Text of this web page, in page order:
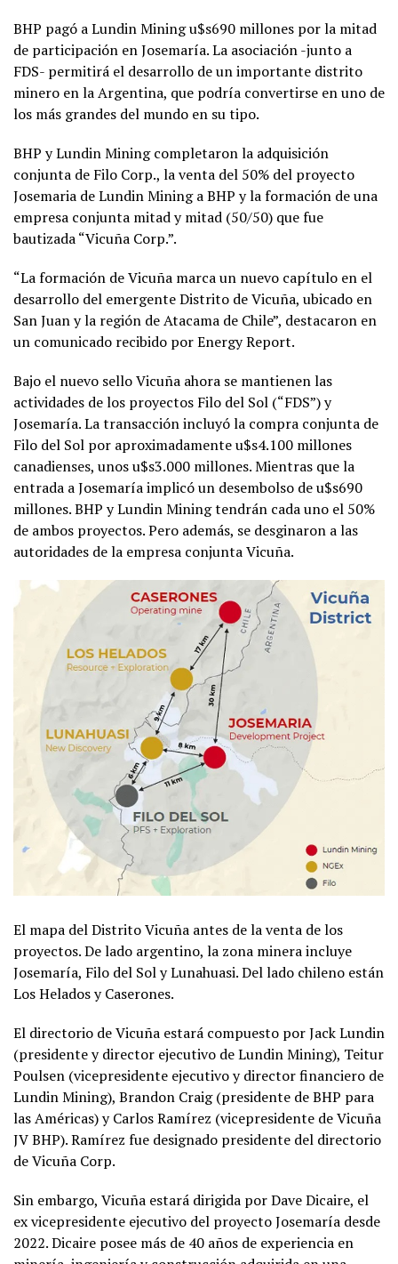
BHP pagó a Lundin Mining u$s690 millones por la mitad
de participación en Josemaría. La asociación -junto a
FDS- permitirá el desarrollo de un importante distrito
minero en la Argentina, que podría convertirse en uno de
los más grandes del mundo en su tipo.
BHP y Lundin Mining completaron la adquisición
conjunta de Filo Corp., la venta del 50% del proyecto
Josemaria de Lundin Mining a BHP y la formación de una
empresa conjunta mitad y mitad (50/50) que fue
bautizada “Vicuña Corp.”.
“La formación de Vicuña marca un nuevo capítulo en el
desarrollo del emergente Distrito de Vicuña, ubicado en
San Juan y la región de Atacama de Chile”, destacaron en
un comunicado recibido por Energy Report.
Bajo el nuevo sello Vicuña ahora se mantienen las
actividades de los proyectos Filo del Sol (“FDS”) y
Josemaría. La transacción incluyó la compra conjunta de
Filo del Sol por aproximadamente u$s4.100 millones
canadienses, unos u$s3.000 millones. Mientras que la
entrada a Josemaría implicó un desembolso de u$s690
millones. BHP y Lundin Mining tendrán cada uno el 50%
de ambos proyectos. Pero además, se desginaron a las
autoridades de la empresa conjunta Vicuña.
El mapa del Distrito Vicuña antes de la venta de los
proyectos. De lado argentino, la zona minera incluye
Josemaría, Filo del Sol y Lunahuasi. Del lado chileno están
Los Helados y Caserones.
El directorio de Vicuña estará compuesto por Jack Lundin
(presidente y director ejecutivo de Lundin Mining), Teitur
Poulsen (vicepresidente ejecutivo y director financiero de
Lundin Mining), Brandon Craig (presidente de BHP para
las Américas) y Carlos Ramírez (vicepresidente de Vicuña
JV BHP). Ramírez fue designado presidente del directorio
de Vicuña Corp.
Sin embargo, Vicuña estará dirigida por Dave Dicaire, el
ex vicepresidente ejecutivo del proyecto Josemaría desde
2022. Dicaire posee más de 40 años de experiencia en